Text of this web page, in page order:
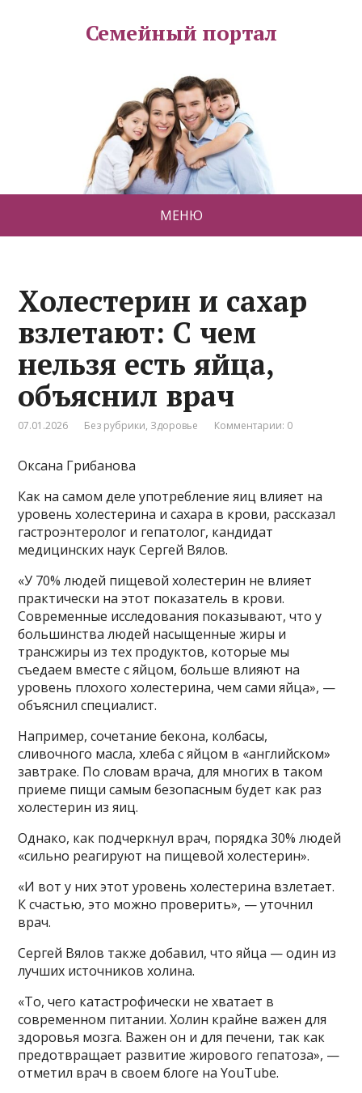
Семейный портал
МЕНЮ
Холестерин и сахар
взлетают: С чем
нельзя есть яйца,
объяснил врач
07.01.2026 Без рубрики, Здоровье Комментарии: 0
Оксана Грибанова
Как на самом деле употребление яиц влияет на
уровень холестерина и сахара в крови, рассказал
гастроэнтеролог и гепатолог, кандидат
медицинских наук Сергей Вялов.
«У 70% людей пищевой холестерин не влияет
практически на этот показатель в крови.
Современные исследования показывают, что у
большинства людей насыщенные жиры и
трансжиры из тех продуктов, которые мы
съедаем вместе с яйцом, больше влияют на
уровень плохого холестерина, чем сами яйца», —
объяснил специалист.
Например, сочетание бекона, колбасы,
сливочного масла, хлеба с яйцом в «английском»
завтраке. По словам врача, для многих в таком
приеме пищи самым безопасным будет как раз
холестерин из яиц.
Однако, как подчеркнул врач, порядка 30% людей
«сильно реагируют на пищевой холестерин».
«И вот у них этот уровень холестерина взлетает.
К счастью, это можно проверить», — уточнил
врач.
Сергей Вялов также добавил, что яйца — один из
лучших источников холина.
«То, чего катастрофически не хватает в
современном питании. Холин крайне важен для
здоровья мозга. Важен он и для печени, так как
предотвращает развитие жирового гепатоза», —
отметил врач в своем блоге на YouTube.